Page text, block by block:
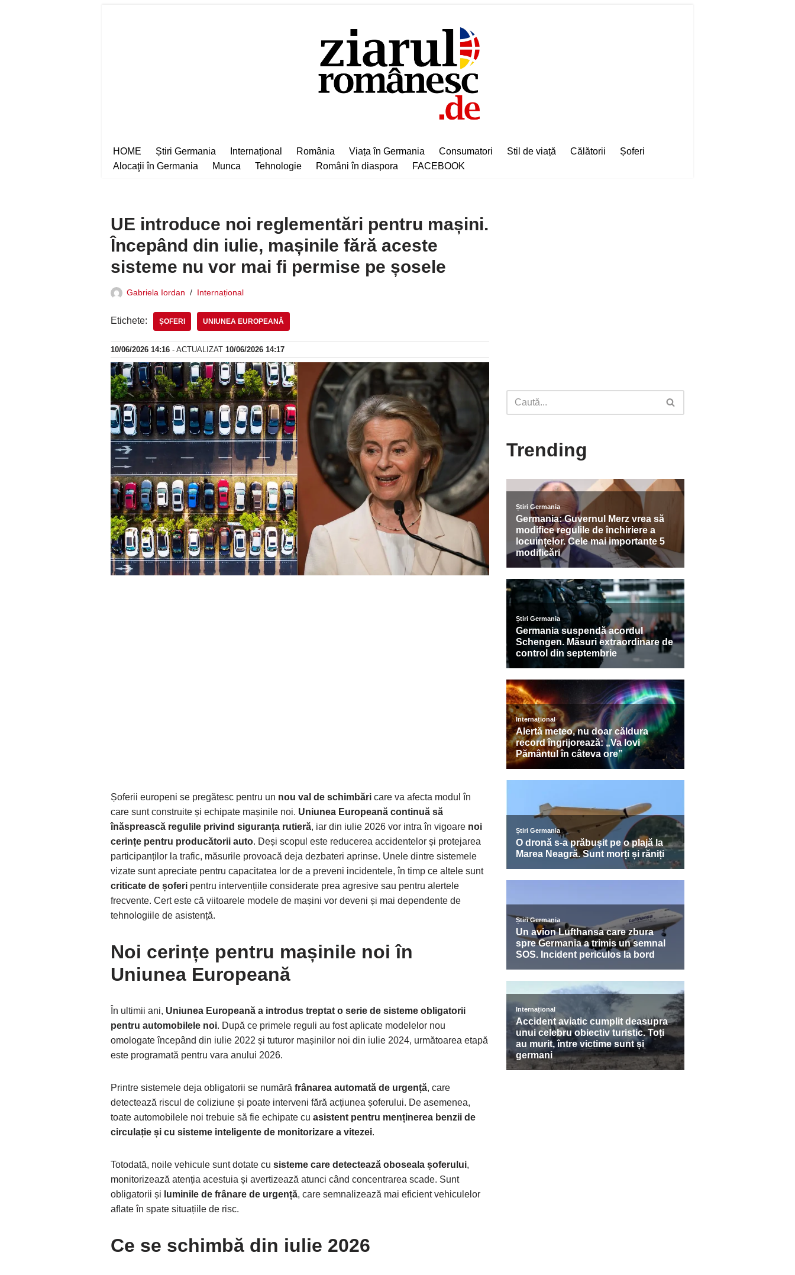
HOME Știri Germania Internațional România Viața în Germania Consumatori Stil de viață Călătorii
Șoferi
Alocaţii în Germania
Munca Tehnologie Români în diaspora FACEBOOK
UE introduce noi reglementări pentru mașini.
Începând din iulie, mașinile fără aceste
sisteme nu vor mai fi permise pe șosele
Gabriela Iordan Internațional
Etichete: ȘOFERI UNIUNEA EUROPEANĂ
10/06/2026 14:16 - ACTUALIZAT 10/06/2026 14:17
Șoferii europeni se pregătesc pentru un nou val de schimbări care va afecta modul în
care sunt construite și echipate mașinile noi. Uniunea Europeană continuă să
înăsprească regulile privind siguranța rutieră, iar din iulie 2026 vor intra în vigoare noi
cerințe pentru producătorii auto. Deși scopul este reducerea accidentelor și protejarea
participanților la trafic, măsurile provoacă deja dezbateri aprinse. Unele dintre sistemele
vizate sunt apreciate pentru capacitatea lor de a preveni incidentele, în timp ce altele sunt
criticate de șoferi pentru intervențiile considerate prea agresive sau pentru alertele
frecvente. Cert este că viitoarele modele de mașini vor deveni și mai dependente de
tehnologiile de asistență.
Noi cerințe pentru mașinile noi în
Uniunea Europeană
În ultimii ani, Uniunea Europeană a introdus treptat o serie de sisteme obligatorii
pentru automobilele noi. După ce primele reguli au fost aplicate modelelor nou
omologate începând din iulie 2022 și tuturor mașinilor noi din iulie 2024, următoarea etapă
este programată pentru vara anului 2026.
Printre sistemele deja obligatorii se numără frânarea automată de urgență, care
detectează riscul de coliziune și poate interveni fără acțiunea șoferului. De asemenea,
toate automobilele noi trebuie să fie echipate cu asistent pentru menținerea benzii de
circulație și cu sisteme inteligente de monitorizare a vitezei.
Totodată, noile vehicule sunt dotate cu sisteme care detectează oboseala șoferului,
monitorizează atenția acestuia și avertizează atunci când concentrarea scade. Sunt
obligatorii și luminile de frânare de urgență, care semnalizează mai eficient vehiculelor
aflate în spate situațiile de risc.
Ce se schimbă din iulie 2026
Trending